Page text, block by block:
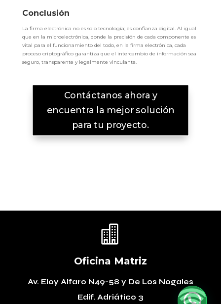
Conclusión
La firma electrónica no es solo tecnología; es confianza digital. Al igual
que en la microelectrónica, donde la precisión de cada componente es
vital para el funcionamiento del todo, en la firma electrónica, cada
proceso criptográfico garantiza que el intercambio de información sea
seguro, transparente y legalmente vinculante.
Contáctanos ahora y
encuentra la mejor solución
para tu proyecto.

Oficina Matriz
Av. Eloy Alfaro N49-58 y De Los Nogales
Edif. Adriático 3